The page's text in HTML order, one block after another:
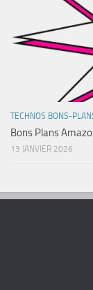
TECHNOS BONS-
Bons Plans
13 JANVIER 2026